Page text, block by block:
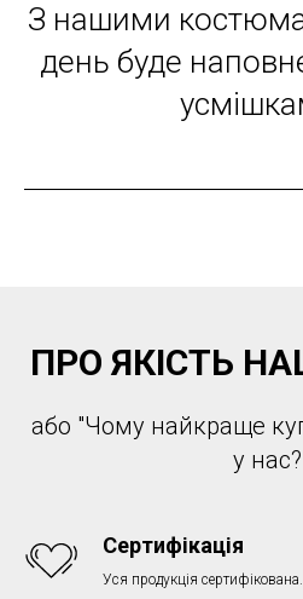
З нашими
день буде
ПРО ЯКІСТЬ
або "Чому найкраще
у
Сертифікація
Уся продукція